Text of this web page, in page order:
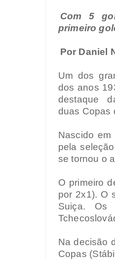
Com 5
primeiro
Por Daniel
Um dos
dos anos
destaque
duas Copas
Nascido
pela
se tornou o
O primeiro
por 2x1). O
Suiça. Os
Na decisão
Copas